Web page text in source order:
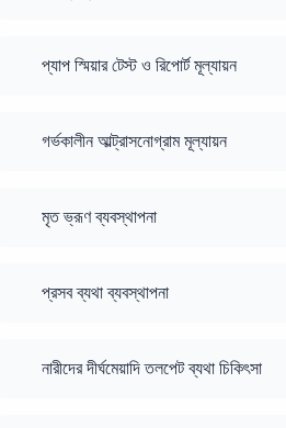
প্যাপ স্মিয়ার টেস্ট ও রিপোর্ট মূল্যায়ন
গর্ভকালীন আল্ট্রাসনোগ্রাম মূল্যায়ন
মৃত ভ্রূণ ব্যবস্থাপনা
প্রসব ব্যথা ব্যবস্থাপনা
নারীদের দীর্ঘমেয়াদি তলপেট ব্যথা চিকিৎসা